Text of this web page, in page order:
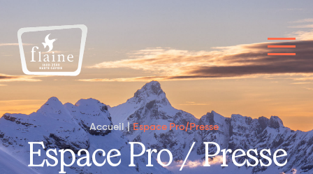
Accueil Espace Pro/Presse
Espace Pro / Presse